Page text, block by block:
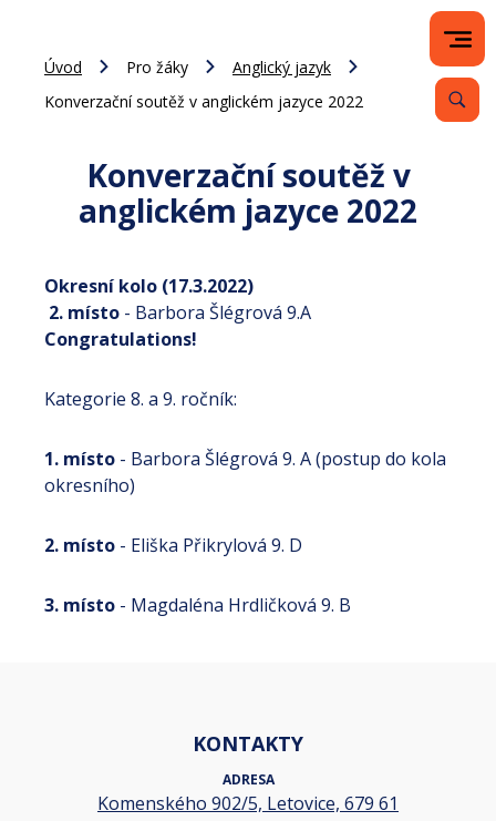
Úvod Pro žáky
Anglický jazyk
Konverzační soutěž v anglickém jazyce 2022
Konverzační soutěž v
anglickém jazyce 2022
Okresní kolo (17.3.2022)
2. místo - Barbora Šlégrová 9.A
Congratulations!
Kategorie 8. a 9. ročník:
1. místo - Barbora Šlégrová 9. A (postup do kola
okresního)
2. místo - Eliška Přikrylová 9. D
3. místo - Magdaléna Hrdličková 9. B
KONTAKTY
ADRESA
Komenského 902/5, Letovice, 679 61